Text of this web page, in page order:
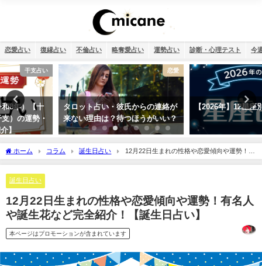
恋愛占い 復縁占い 不倫占い 略奪愛占い 運勢占い 診断・心理テスト 今
恋愛
タロット占い・彼氏からの連絡が
来ない理由は？待つほうがいい？
12星座
【2026年】12星座別の運勢まとめ
ホーム コラム 誕生日占い
12月22日生まれの性格や恋愛傾向や運勢！有
名人や誕生花など完全紹介！【誕生日占い】
誕生日占い
12月22日生まれの性格や恋愛傾向や運勢！有名人
や誕生花など完全紹介！【誕生日占い】
本ページはプロモーションが含まれています